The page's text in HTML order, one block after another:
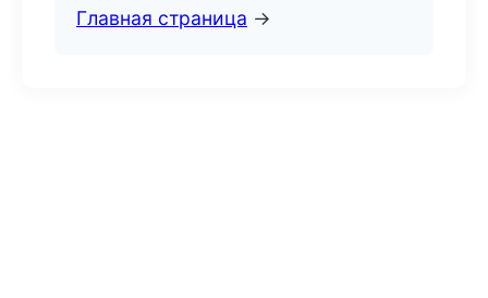
Главная страница →